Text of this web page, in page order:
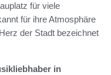
für viele
für ihre Atmosphäre
der Stadt bezeichnet
in